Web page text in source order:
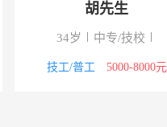
胡先生
34岁 中专/技校
技工/普工 5000-8000元